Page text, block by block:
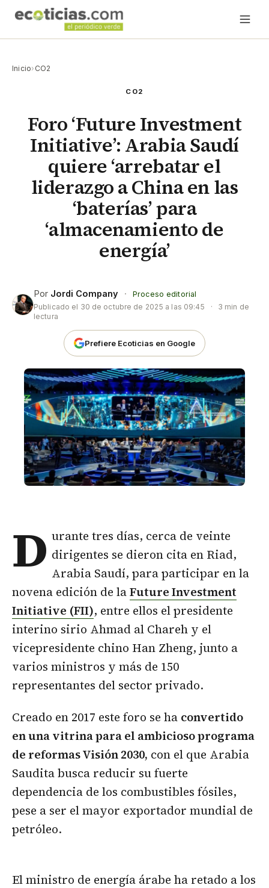
Inicio› CO2
CO2
Foro ‘Future Investment
Initiative’: Arabia Saudí
quiere ‘arrebatar el
liderazgo a China en las
‘baterías’ para
‘almacenamiento de
energía’
Por Jordi Company ·
Proceso editorial
Publicado el 30 de octubre de 2025 a las 09:45 ·
3 min de
lectura
Prefiere Ecoticias en Google
D urante tres días, cerca de veinte
dirigentes se dieron cita en Riad,
Arabia Saudí, para participar en la
novena edición de laFuture Investment
Initiative (FII), entre ellos el presidente
interino sirio Ahmad al Chareh y el
vicepresidente chino Han Zheng, junto a
varios ministros y más de 150
representantes del sector privado.
Creado en 2017 este foro se ha convertido
en una vitrina para el ambicioso programa
de reformas Visión 2030, con el que Arabia
Saudita busca reducir su fuerte
dependencia de los combustibles fósiles,
pese a ser el mayor exportador mundial de
petróleo.
El ministro de energía árabe ha retado a los